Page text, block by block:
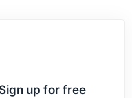
Sign up for free